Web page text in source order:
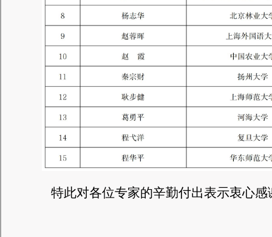
特此对各位专家的辛勤付出表示衷心感